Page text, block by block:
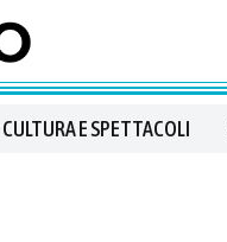
CULTURA E SPETTACOLI